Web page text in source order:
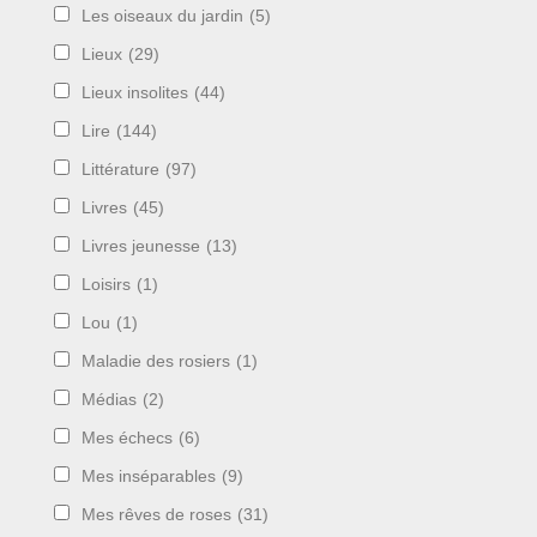
Les oiseaux du jardin (5)
Lieux (29)
Lieux insolites (44)
Lire (144)
Littérature (97)
Livres (45)
Livres jeunesse (13)
Loisirs (1)
Lou (1)
Maladie des rosiers (1)
Médias (2)
Mes échecs (6)
Mes inséparables (9)
Mes rêves de roses (31)